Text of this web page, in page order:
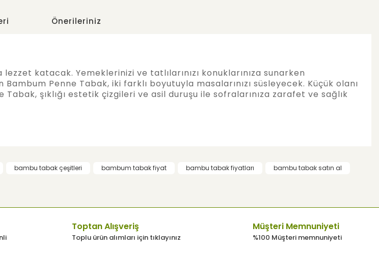
Önerileriniz
katacak. Yemeklerinizi ve tatlılarınızı konuklarınıza sunarken
Bambum Penne Tabak, iki farklı boyutuyla masalarınızı süsleyecek. Küçük olanı
şıklığı estetik çizgileri ve asil duruşu ile sofralarınıza zarafet ve sağlık
bambu tabak çeşitleri bambum tabak fiyat bambu tabak fiyatları
bambu tabak satın al
Toptan Alışveriş
Toplu ürün alımları için tıklayınız
Müşteri Memnuniyeti
%100 Müşteri memnuniyeti